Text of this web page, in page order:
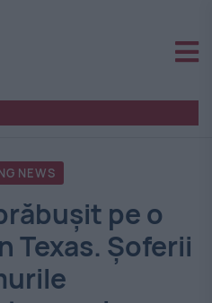
NEWS
pe o
Texas. Șoferii